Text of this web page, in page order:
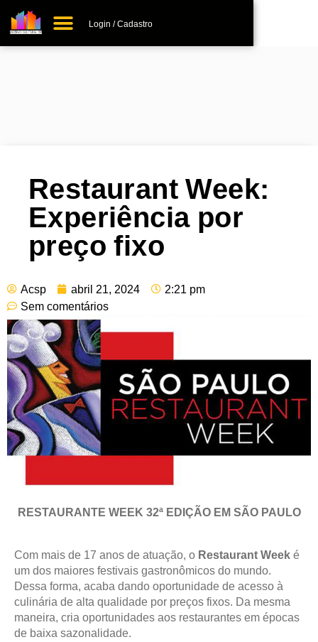
Login / Cadastro
Restaurant Week:
Experiência por
preço fixo
Acsp abril 21, 2024
2:21 pm
Sem comentários
RESTAURANTE WEEK 32ª EDIÇÃO EM SÃO PAULO
Com mais de 17 anos de atuação, o Restaurant Weeké
um dos maiores festivais gastronômicos do mundo.
Dessa forma, acaba dando oportunidade de acesso à
culinária de alta qualidade por preços fixos. Da mesma
maneira, cria oportunidades aos restaurantes em épocas
de baixa sazonalidade.